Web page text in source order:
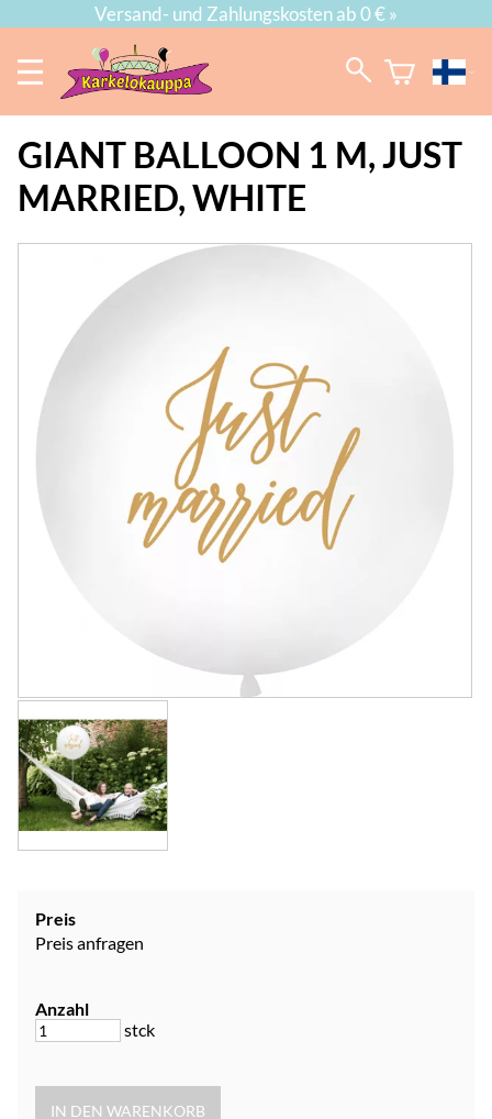
Versand- und Zahlungskosten ab 0 € »
GIANT BALLOON 1 M, JUST
MARRIED, WHITE
Preis
Preis anfragen
Anzahl
stck